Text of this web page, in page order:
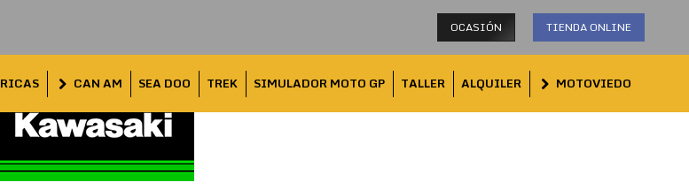
OCASIÓN TIENDA ONLINE
CAN AM SEA DOO TREK SIMULADOR MOTO GP TALLER ALQUILER MOTOVIEDO